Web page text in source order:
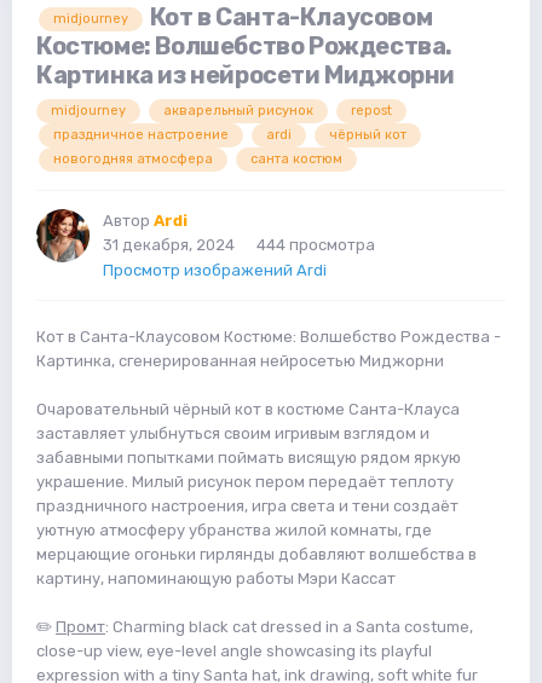
midjourney
Кот в Санта-Клаусовом
Костюме: Волшебство Рождества.
Картинка из нейросети Миджорни
midjourney акварельный рисунок
repost
праздничное настроение
ardi
чёрный кот
новогодняя атмосфера
санта костюм
Автор Ardi
31 декабря, 2024
444 просмотра
Просмотр изображений Ardi
Кот в Санта-Клаусовом Костюме: Волшебство Рождества -
Картинка, сгенерированная нейросетью Миджорни
Очаровательный чёрный кот в костюме Санта-Клауса
заставляет улыбнуться своим игривым взглядом и
забавными попытками поймать висящую рядом яркую
украшение. Милый рисунок пером передаёт теплоту
праздничного настроения, игра света и тени создаёт
уютную атмосферу убранства жилой комнаты, где
мерцающие огоньки гирлянды добавляют волшебства в
картину, напоминающую работы Мэри Кассат
✏️ Промт: Charming black cat dressed in a Santa costume,
close-up view, eye-level angle showcasing its playful
expression with a tiny Santa hat, ink drawing, soft white fur